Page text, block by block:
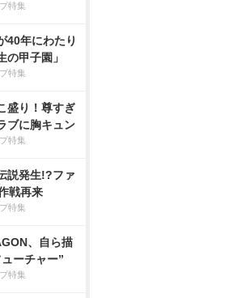
特集
40年にわたり
の甲子園」
特集
盛り！尊すぎ
ブに胸キュン
特集
説発生!?ファ
戦再来
特集
、自ら描
ーチャー”
特集